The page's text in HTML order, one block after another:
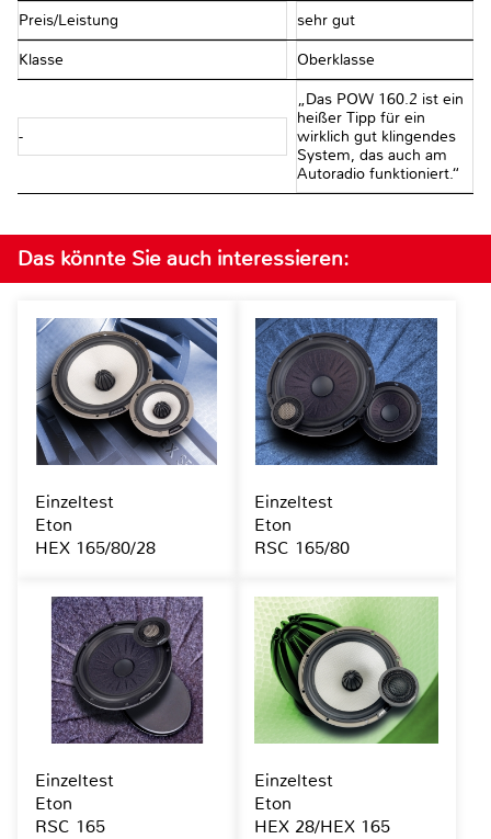
Preis/Leistung sehr gut
Klasse Oberklasse
-
„Das POW 160.2 ist ein
heißer Tipp für ein
wirklich gut klingendes
System, das auch am
Autoradio funktioniert.“
Das könnte Sie auch interessieren:
Einzeltest
Eton
HEX 165/80/28
Einzeltest
Eton
RSC 165/80
Einzeltest
Eton
RSC 165
Einzeltest
Eton
HEX 28/HEX 165